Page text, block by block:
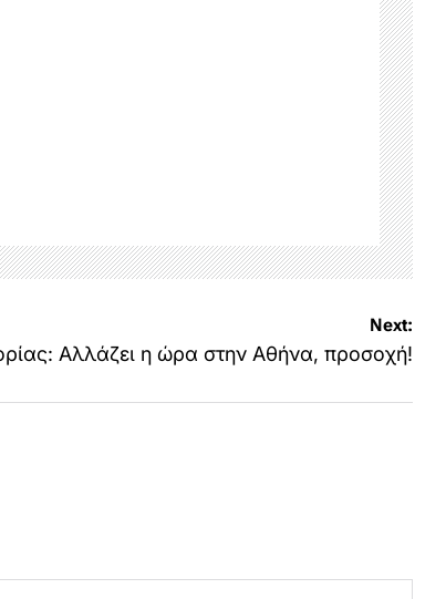
Next:
Αλλάζει η ώρα στην Αθήνα, προσοχή!